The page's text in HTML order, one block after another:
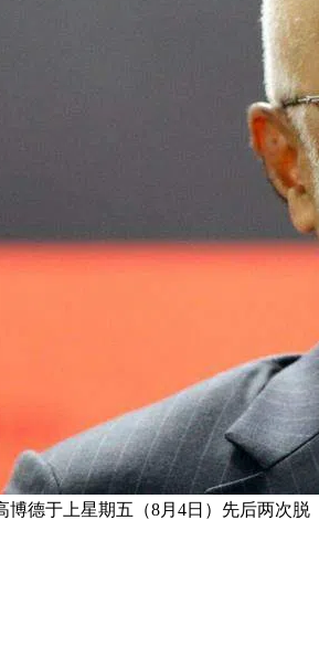
博德于上星期五（8月4日）先后两次脱